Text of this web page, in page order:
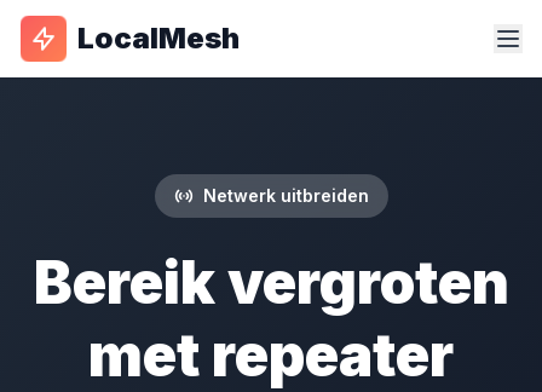
LocalMesh
Netwerk uitbreiden
Bereik vergroten
met repeater